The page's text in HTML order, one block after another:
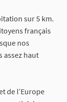
sur 5 km.
français
nos
assez haut
de l’Europe